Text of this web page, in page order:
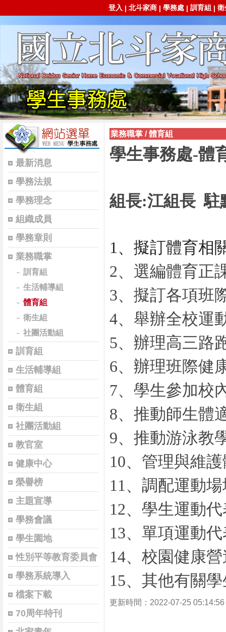
登入 | 北斗家商| 學務處| 訓育組 | 衛
最新消息
學務法規
學務理念
組織成員
學務章則
業務職掌
訓育組
生活輔導組
體育組
衛生組
社團活動組
訓育組
生活輔導組
體育組
衛生組
社團活動組
教官室
健康中心
榮譽榜
主題宣導
學務會議
學生園地
性別平等教育委員會
學務系統導入
檔案下載
70周年特刊
業務職掌 /體育組
學生事務處-體
組長:江組長 駐
1、擬訂體育相
2、選編體育正
3、擬訂各項班
4、舉辦全校運
5、辦理高三路
6、辦理班際健
7、學生參加校
8、推動師生體
9、推動游泳教
10、管理與維
11、調配運動
12、學生運動
13、單項運動
14、校園健康
15、其他有關
更新時間：2022-07-25